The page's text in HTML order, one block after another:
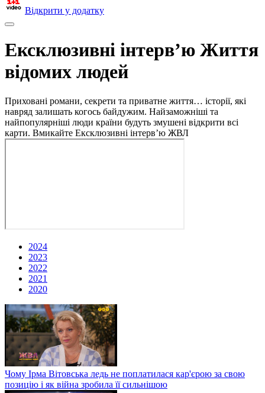
Відкрити у додатку
Ексклюзивні інтерв’ю Життя
відомих людей
Приховані романи, секрети та приватне життя… історії, які
навряд залишать когось байдужим. Найзаможніші та
найпопулярніші люди країни будуть змушені відкрити всі
карти. Вмикайте Ексклюзивні інтерв’ю ЖВЛ
2024
2023
2022
2021
2020
Чому Ірма Вітовська ледь не поплатилася кар'єрою за свою
позицію і як війна зробила її сильнішою